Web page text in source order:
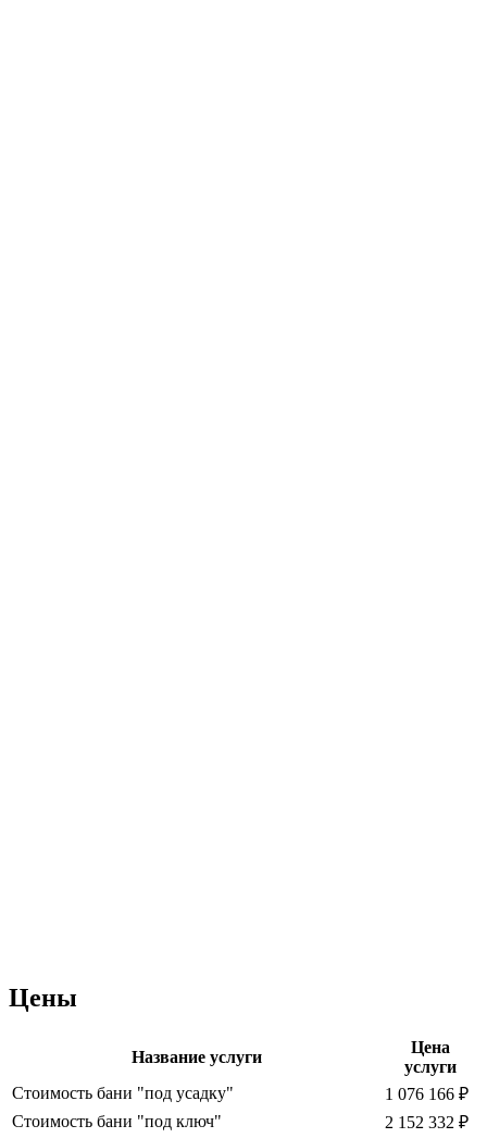
Цены
Название услуги
Цена
услуги
Стоимость бани "под усадку"
1 076 166 ₽
Стоимость бани "под ключ"
2 152 332 ₽